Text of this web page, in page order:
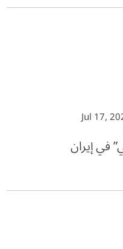
Jul 17,
في إيران